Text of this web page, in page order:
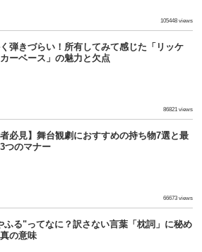
105448 views
弾きづらい！所有してみて感じた「リッケ
ーベース」の魅力と欠点
86821 views
者必見】舞台観劇におすすめの持ち物7選と最
つのマナー
66673 views
ふる"ってなに？訳さない言葉「枕詞」に秘め
の意味